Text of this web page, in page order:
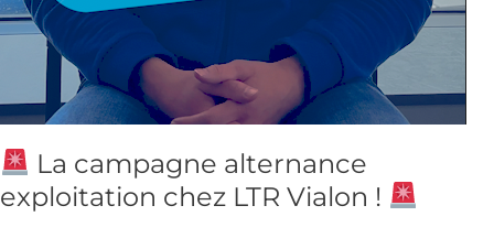
La campagne alternance
exploitation chez LTR Vialon !